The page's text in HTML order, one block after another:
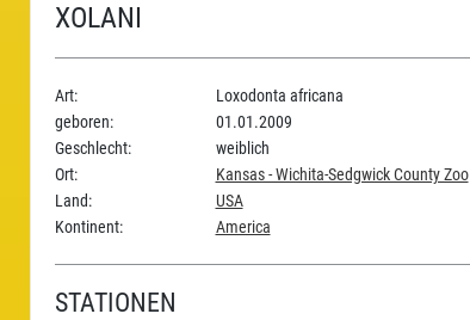
XOLANI
Art:
Loxodonta africana
geboren:
01.01.2009
Geschlecht:
weiblich
Ort:
Kansas - Wichita-Sedgwick County Zoo
Land:
USA
Kontinent:
America
STATIONEN